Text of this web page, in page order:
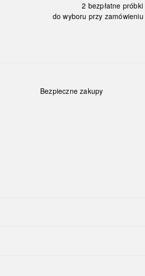
2 bezpłatne próbki
do wyboru przy zamówieniu
Bezpieczne zakupy